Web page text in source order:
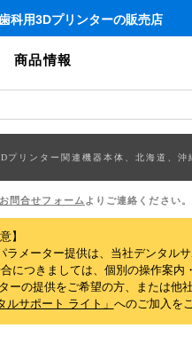
商品情報
科用3Dプリンターの販売店
プリンター関連機器本体、北海道、沖
お問合せフォームよりご連絡ください。
】
メーター提供は、当社デンタル
につきましては、個別の操作案
の提供をご希望の方、または他
ルサポート ライト」 へのご加入を